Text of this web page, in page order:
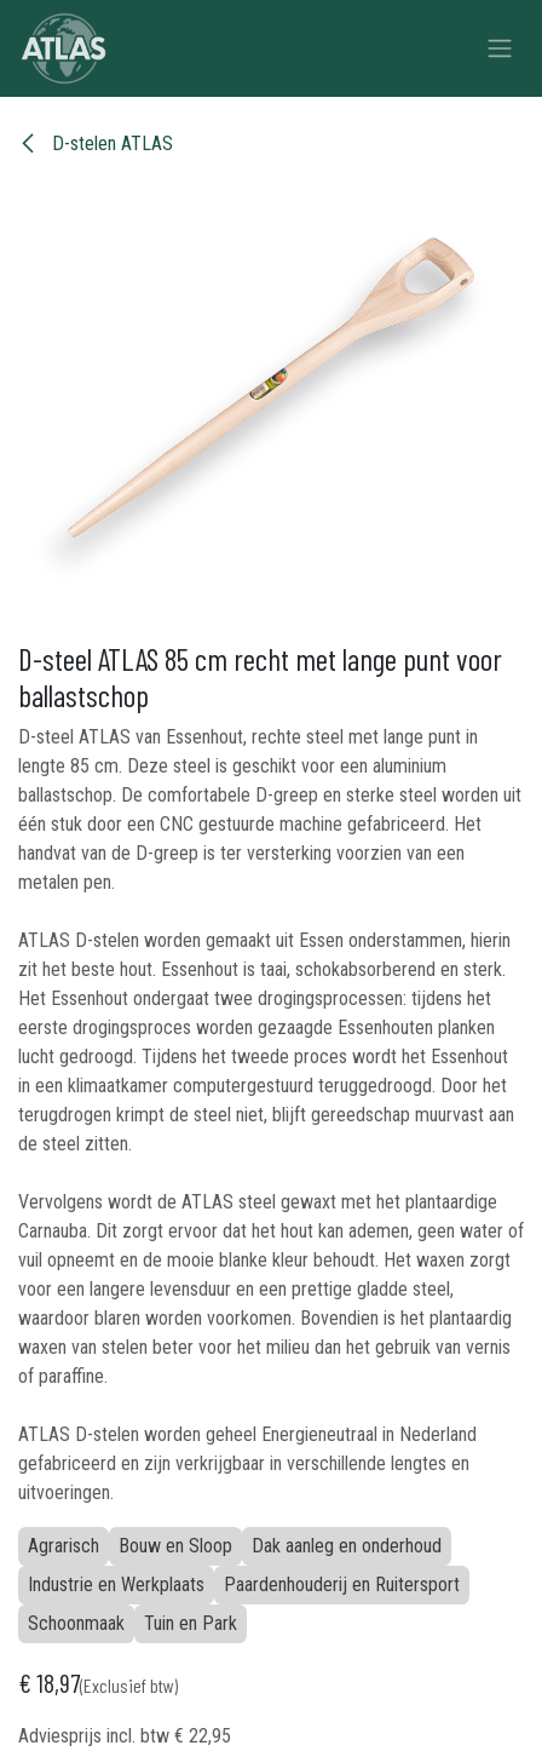
Overslaan naar inhoud
D-stelen ATLAS
D-steel ATLAS 85 cm recht met lange punt voor
ballastschop
D-steel ATLAS van Essenhout, rechte steel met lange punt in
lengte 85 cm. Deze steel is geschikt voor een aluminium
ballastschop. De comfortabele D-greep en sterke steel worden uit
één stuk door een CNC gestuurde machine gefabriceerd. Het
handvat van de D-greep is ter versterking voorzien van een
metalen pen.
ATLAS D-stelen worden gemaakt uit Essen onderstammen, hierin
zit het beste hout. Essenhout is taai, schokabsorberend en sterk.
Het Essenhout ondergaat twee drogingsprocessen: tijdens het
eerste drogingsproces worden gezaagde Essenhouten planken
lucht gedroogd. Tijdens het tweede proces wordt het Essenhout
in een klimaatkamer computergestuurd teruggedroogd. Door het
terugdrogen krimpt de steel niet, blijft gereedschap muurvast aan
de steel zitten.
Vervolgens wordt de ATLAS steel gewaxt met het plantaardige
Carnauba. Dit zorgt ervoor dat het hout kan ademen, geen water of
vuil opneemt en de mooie blanke kleur behoudt. Het waxen zorgt
voor een langere levensduur en een prettige gladde steel,
waardoor blaren worden voorkomen. Bovendien is het plantaardig
waxen van stelen beter voor het milieu dan het gebruik van vernis
of paraffine.
ATLAS D-stelen worden geheel Energieneutraal in Nederland
gefabriceerd en zijn verkrijgbaar in verschillende lengtes en
uitvoeringen.
Agrarisch Bouw en Sloop
Dak aanleg en onderhoud
Industrie en Werkplaats
Paardenhouderij en Ruitersport
Schoonmaak
Tuin en Park
€18,97(Exclusief btw)
Adviesprijs incl. btw € 22,95